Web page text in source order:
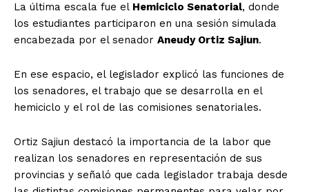
La última escala fue el Hemiciclo Senatorial, donde
los estudiantes participaron en una sesión simulada
encabezada por el senador Aneudy Ortiz Sajiun.
En ese espacio, el legislador explicó las funciones de
los senadores, el trabajo que se desarrolla en el
hemiciclo y el rol de las comisiones senatoriales.
Ortiz Sajiun destacó la importancia de la labor que
realizan los senadores en representación de sus
provincias y señaló que cada legislador trabaja desde